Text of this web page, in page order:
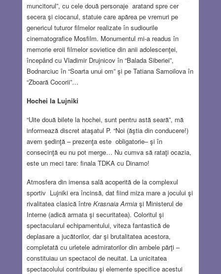
muncitorul”, cu cele două personaje aratand spre cer
secera şi ciocanul, statuie care apărea pe vremuri pe
genericul tuturor filmelor realizate în sudiourile
cinematografice Mosfilm. Monumentul mi-a readus în
memorie eroii filmelor sovietice din anii adolescenţei,
începând cu Vladimir Drujnicov în “Balada Siberiei”,
Bodnarciuc în “Soarta unui om” şi pe Tatiana Samoilova în
“Zboară Cocorii”…
Hochei la Lujniki
“Uite două bilete la hochei, sunt pentru astă seară”, mă
informează discret ataşatul P. “Noi (ăştia din conducere!)
avem şedinţă – prezenţa este obligatorie– şi în
consecinţă eu nu pot merge… Nu cumva să rataţi ocazia,
este un meci tare: finala TDKA cu Dinamo!
Atmosfera din imensa sală acoperită de la complexul
sportiv Lujniki era încinsă, dat fiind miza mare a jocului şi
rivalitatea clasică între Krasnaia Armiaşi Ministerul de
Interne (adică armata şi securitatea). Coloritul şi
spectacularul echipamentului, viteza fantastică de
deplasare a jucătorilor, dar şi brutalitatea acestora,
completată cu urletele admiratorilor din ambele părţi –
constituiau un spectacol de neuitat. La unicitatea
spectacolului contribuiau şi elemente specifice acestui